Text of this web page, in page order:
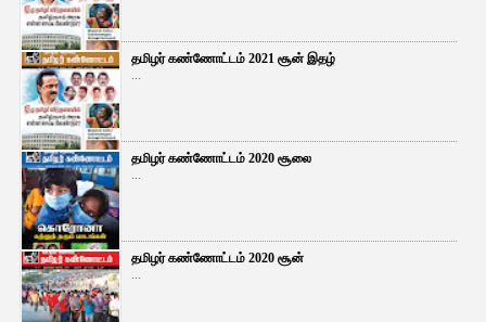
தமிழர் கண்ணோட்டம் 2021 சூன் இதழ்
...
தமிழர் கண்ணோட்டம் 2020 சூலை
...
தமிழர் கண்ணோட்டம் 2020 சூன்
...